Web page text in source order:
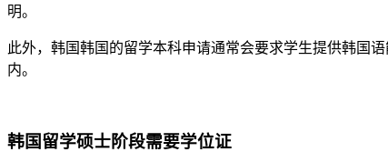
明。
此外，韩国韩国的留学本科申请通常会要求学生提供韩国
内。
韩国留学硕士阶段需要学位证